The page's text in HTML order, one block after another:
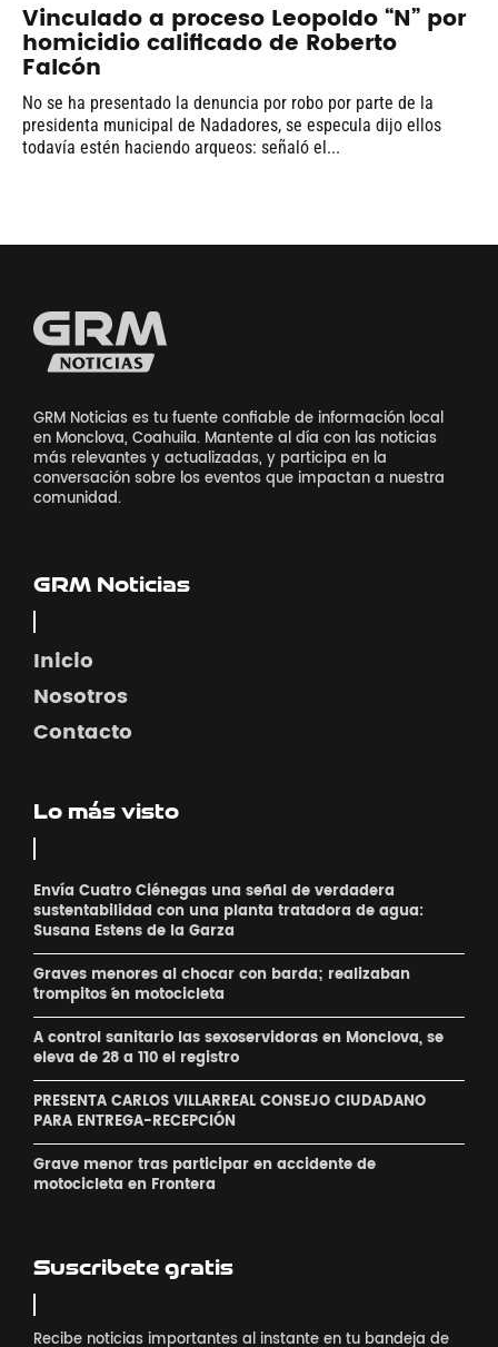
Vinculado a proceso Leopoldo “N” por
homicidio calificado de Roberto
Falcón
No se ha presentado la denuncia por robo por parte de la
presidenta municipal de Nadadores, se especula dijo ellos
todavía estén haciendo arqueos: señaló el...
GRM Noticias es tu fuente confiable de información local
en Monclova, Coahuila. Mantente al día con las noticias
más relevantes y actualizadas, y participa en la
conversación sobre los eventos que impactan a nuestra
comunidad.
GRM Noticias
Inicio
Nosotros
Contacto
Lo más visto
Envía Cuatro Ciénegas una señal de verdadera
sustentabilidad con una planta tratadora de agua:
Susana Estens de la Garza
Graves menores al chocar con barda; realizaban
´trompitos ´en motocicleta
A control sanitario las sexoservidoras en Monclova, se
eleva de 28 a 110 el registro
PRESENTA CARLOS VILLARREAL CONSEJO CIUDADANO
PARA ENTREGA-RECEPCIÓN
Grave menor tras participar en accidente de
motocicleta en Frontera
Suscribete gratis
Recibe noticias importantes al instante en tu bandeja de